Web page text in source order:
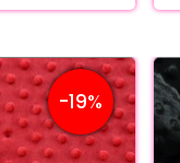
-19%